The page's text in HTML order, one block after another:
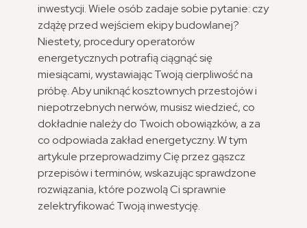
inwestycji. Wiele osób zadaje sobie pytanie: czy
zdążę przed wejściem ekipy budowlanej?
Niestety, procedury operatorów
energetycznych potrafią ciągnąć się
miesiącami, wystawiając Twoją cierpliwość na
próbę. Aby uniknąć kosztownych przestojów i
niepotrzebnych nerwów, musisz wiedzieć, co
dokładnie należy do Twoich obowiązków, a za
co odpowiada zakład energetyczny. W tym
artykule przeprowadzimy Cię przez gąszcz
przepisów i terminów, wskazując sprawdzone
rozwiązania, które pozwolą Ci sprawnie
zelektryfikować Twoją inwestycję.